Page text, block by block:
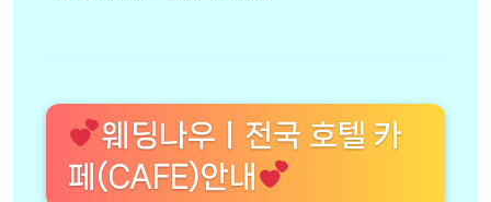
웨딩나우ㅣ전국 호텔 카
페(CAFE)안내